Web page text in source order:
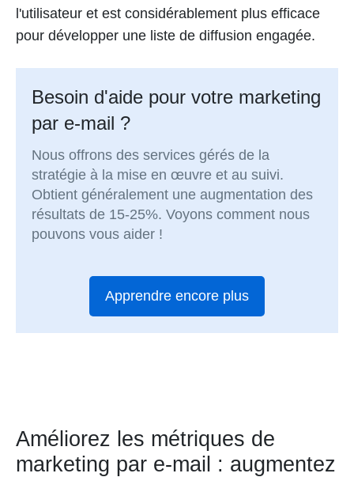
l'utilisateur et est considérablement plus efficace
pour développer une liste de diffusion engagée.
Besoin d'aide pour votre marketing
par e-mail ?
Nous offrons des services gérés de la
stratégie à la mise en œuvre et au suivi.
Obtient généralement une augmentation des
résultats de 15-25%. Voyons comment nous
pouvons vous aider !
Apprendre encore plus
Améliorez les métriques de
marketing par e-mail : augmentez